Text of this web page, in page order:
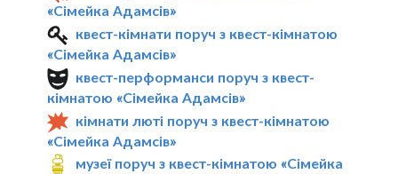
«Сімейка Адамсів»
квест-кімнати поруч з квест-кімнатою
«Сімейка Адамсів»
квест-перформанси поруч з квест-
кімнатою «Сімейка Адамсів»
кімнати люті поруч з квест-кімнатою
«Сімейка Адамсів»
музеї поруч з квест-кімнатою «Сімейка